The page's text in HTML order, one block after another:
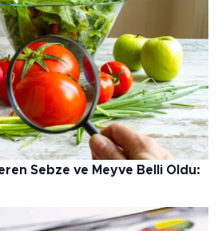
Sebze ve Meyve Belli Oldu: